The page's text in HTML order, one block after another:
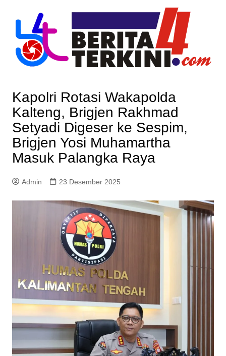
content
Kapolri Rotasi Wakapolda
Kalteng, Brigjen Rakhmad
Setyadi Digeser ke Sespim,
Brigjen Yosi Muhamartha
Masuk Palangka Raya
Admin 23 Desember 2025